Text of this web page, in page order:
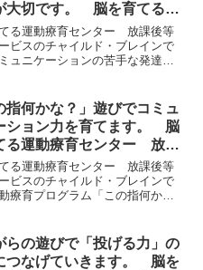
大切です。 脳を育てる運
センター 放課後等デイサ
のチャイルド・ブレイン
る運動療育センター 放課後等
ビスのチャイルド・ブレインで
ュニケーションの苦手な発達障
ションになってしまいがちです。
達が、相手に伝えた...
指何かな？」遊びでコミュ
ション力を育てます。 脳
る運動療育センター 放課
イサービスのチャイルド・
ン
る運動療育センター 放課後等
ビスのチャイルド・ブレインで
療育プログラム「この指何か
します。そしたらその手に上か
をかぶせて隠します...
らの遊びで「投げる力」の
つなげていきます。 脳を